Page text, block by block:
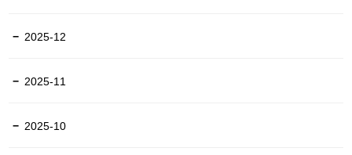
2025-12
2025-11
2025-10